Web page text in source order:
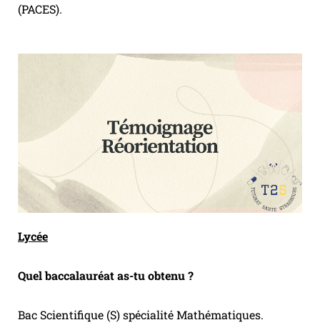
(PACES).
Lycée
Quel baccalauréat as-tu obtenu ?
Bac Scientifique (S) spécialité Mathématiques.